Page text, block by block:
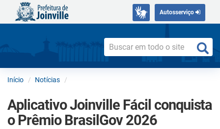
Autosserviço
Início Notícias
Aplicativo Joinville Fácil conquista
o Prêmio BrasilGov 2026